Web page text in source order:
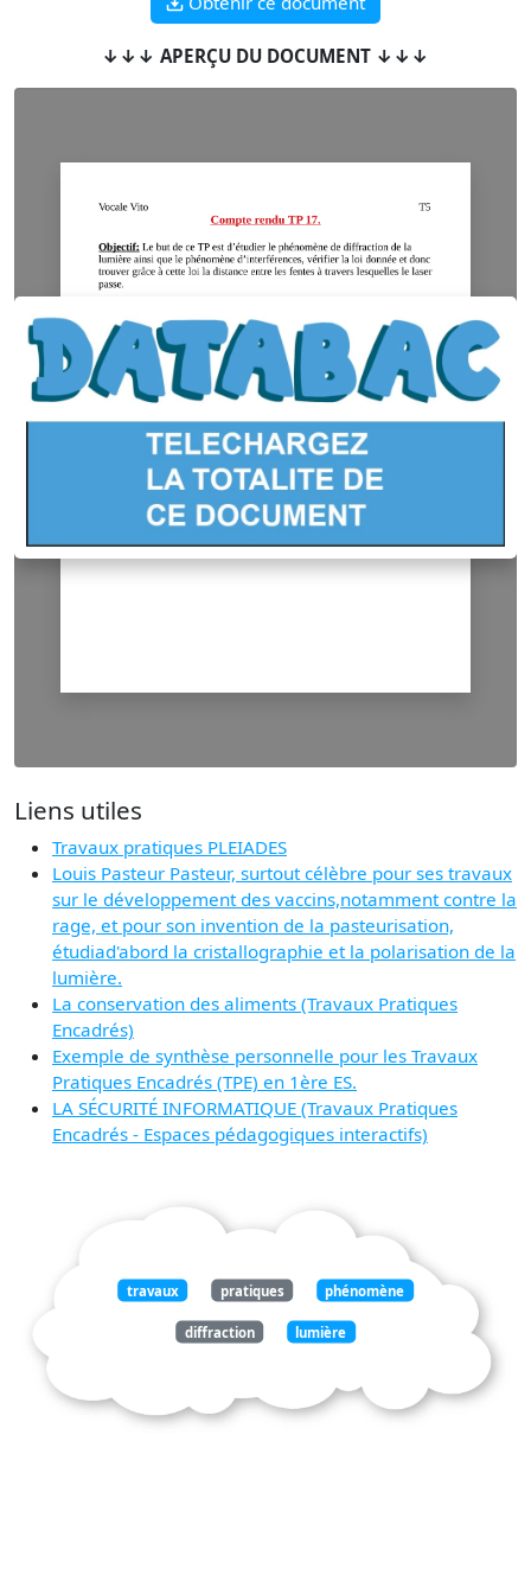
↓↓↓ APERÇU DU DOCUMENT ↓↓↓
Liens utiles
Travaux pratiques PLEIADES
Louis Pasteur Pasteur, surtout célèbre pour ses travaux
sur le développement des vaccins,notamment contre la
rage, et pour son invention de la pasteurisation,
étudiad'abord la cristallographie et la polarisation de la
lumière.
La conservation des aliments (Travaux Pratiques
Encadrés)
Exemple de synthèse personnelle pour les Travaux
Pratiques Encadrés (TPE) en 1ère ES.
LA SÉCURITÉ INFORMATIQUE (Travaux Pratiques
Encadrés - Espaces pédagogiques interactifs)
travaux pratiques phénomène
diffraction lumière